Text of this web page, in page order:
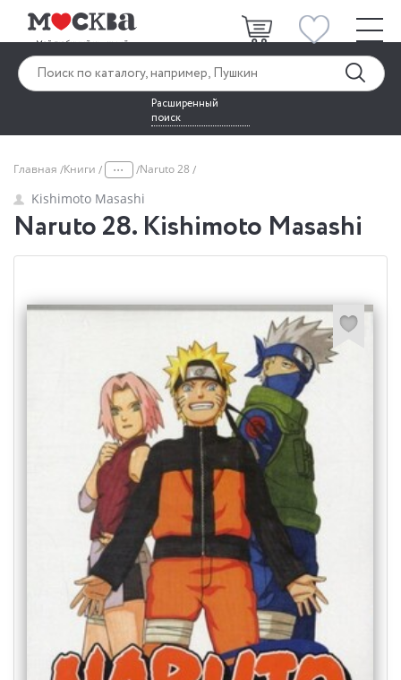
Расширенный
поиск
Главная Книги ... Naruto 28
Kishimoto Masashi
Naruto 28. Kishimoto Masashi